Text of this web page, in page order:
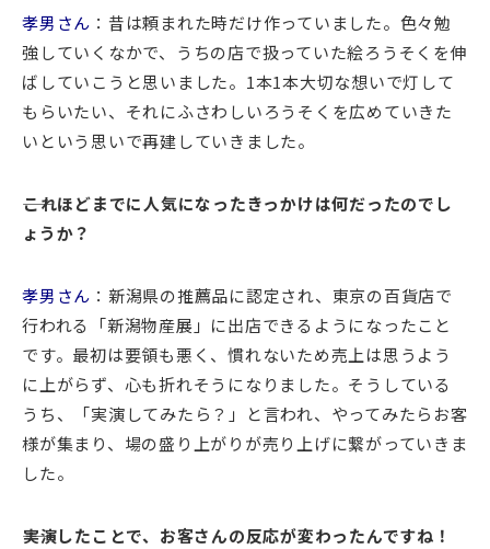
孝男さん ：昔は頼まれた時だけ作っていました。色々勉
強していくなかで、うちの店で扱っていた絵ろうそくを伸
ばしていこうと思いました。1本1本大切な想いで灯して
もらいたい、それにふさわしいろうそくを広めていきた
いという思いで再建していきました。
――これほどまでに人気になったきっかけは何だったのでし
ょうか？
孝男さん ：新潟県の推薦品に認定され、東京の百貨店で
行われる「新潟物産展」に出店できるようになったこと
です。最初は要領も悪く、慣れないため売上は思うよう
に上がらず、心も折れそうになりました。そうしている
うち、「実演してみたら？」と言われ、やってみたらお客
様が集まり、場の盛り上がりが売り上げに繋がっていきま
した。
――実演したことで、お客さんの反応が変わったんですね！